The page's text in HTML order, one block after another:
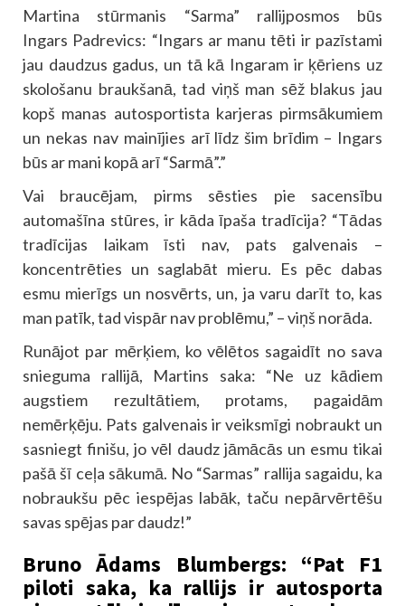
Martina stūrmanis “Sarma” rallijposmos būs
Ingars Padrevics: “Ingars ar manu tēti ir pazīstami
jau daudzus gadus, un tā kā Ingaram ir ķēriens uz
skološanu braukšanā, tad viņš man sēž blakus jau
kopš manas autosportista karjeras pirmsākumiem
un nekas nav mainījies arī līdz šim brīdim – Ingars
būs ar mani kopā arī “Sarmā”.”
Vai braucējam, pirms sēsties pie sacensību
automašīna stūres, ir kāda īpaša tradīcija? “Tādas
tradīcijas laikam īsti nav, pats galvenais –
koncentrēties un saglabāt mieru. Es pēc dabas
esmu mierīgs un nosvērts, un, ja varu darīt to, kas
man patīk, tad vispār nav problēmu,” – viņš norāda.
Runājot par mērķiem, ko vēlētos sagaidīt no sava
snieguma rallijā, Martins saka: “Ne uz kādiem
augstiem rezultātiem, protams, pagaidām
nemērķēju. Pats galvenais ir veiksmīgi nobraukt un
sasniegt finišu, jo vēl daudz jāmācās un esmu tikai
pašā šī ceļa sākumā. No “Sarmas” rallija sagaidu, ka
nobraukšu pēc iespējas labāk, taču nepārvērtēšu
savas spējas par daudz!”
Bruno Ādams Blumbergs: “Pat F1
piloti saka, ka rallijs ir autosporta